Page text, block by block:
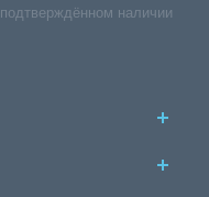
подтверждённом наличии